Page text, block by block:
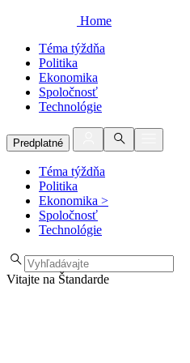
Home
Téma týždňa
Politika
Ekonomika
Spoločnosť
Technológie
Predplatné
Téma týždňa
Politika
Ekonomika >
Spoločnosť
Technológie
Vitajte na Štandarde